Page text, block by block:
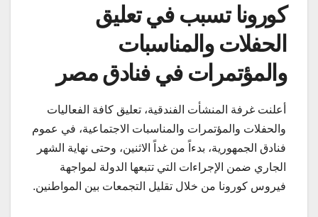
كورونا تسبب في تعليق
الحفلات والمناسبات
والمؤتمرات في فنادق مصر
أعلنت غرفة المنشأت الفندقية، تعليق كافة الفعاليات
والحفلات والمؤتمرات والمناسبات الاجتماعية، في عموم
فنادق الجمهورية، بدءاً من غداً الاثنين، وحتى نهاية الشهر
الجاري ضمن الإجراءات التي تتبعها الدولة لمواجهة
فيروس كورونا من خلال تقليل التجمعات بين المواطنين.